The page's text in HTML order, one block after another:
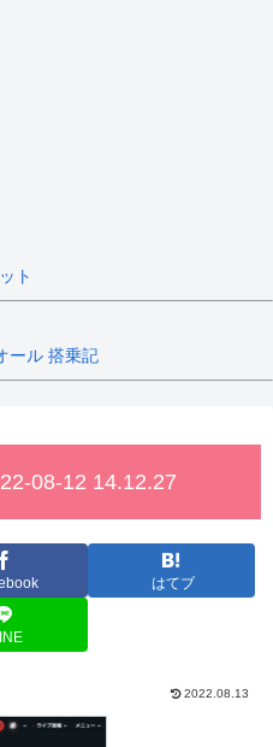
ト
ール 搭乗記
08-12 14.12.27
はてブ
2022.08.13